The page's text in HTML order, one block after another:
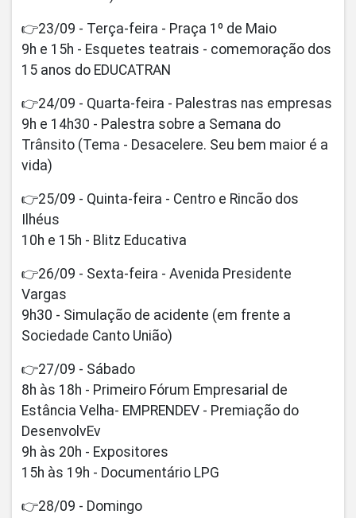
👉23/09 - Terça-feira - Praça 1º de Maio
9h e 15h - Esquetes teatrais - comemoração dos
15 anos do EDUCATRAN
👉24/09 - Quarta-feira - Palestras nas empresas
9h e 14h30 - Palestra sobre a Semana do
Trânsito (Tema - Desacelere. Seu bem maior é a
vida)
👉25/09 - Quinta-feira - Centro e Rincão dos
Ilhéus
10h e 15h - Blitz Educativa
👉26/09 - Sexta-feira - Avenida Presidente
Vargas
9h30 - Simulação de acidente (em frente a
Sociedade Canto União)
👉27/09 - Sábado
8h às 18h - Primeiro Fórum Empresarial de
Estância Velha- EMPRENDEV - Premiação do
DesenvolvEv
9h às 20h - Expositores
15h às 19h - Documentário LPG
👉28/09 - Domingo